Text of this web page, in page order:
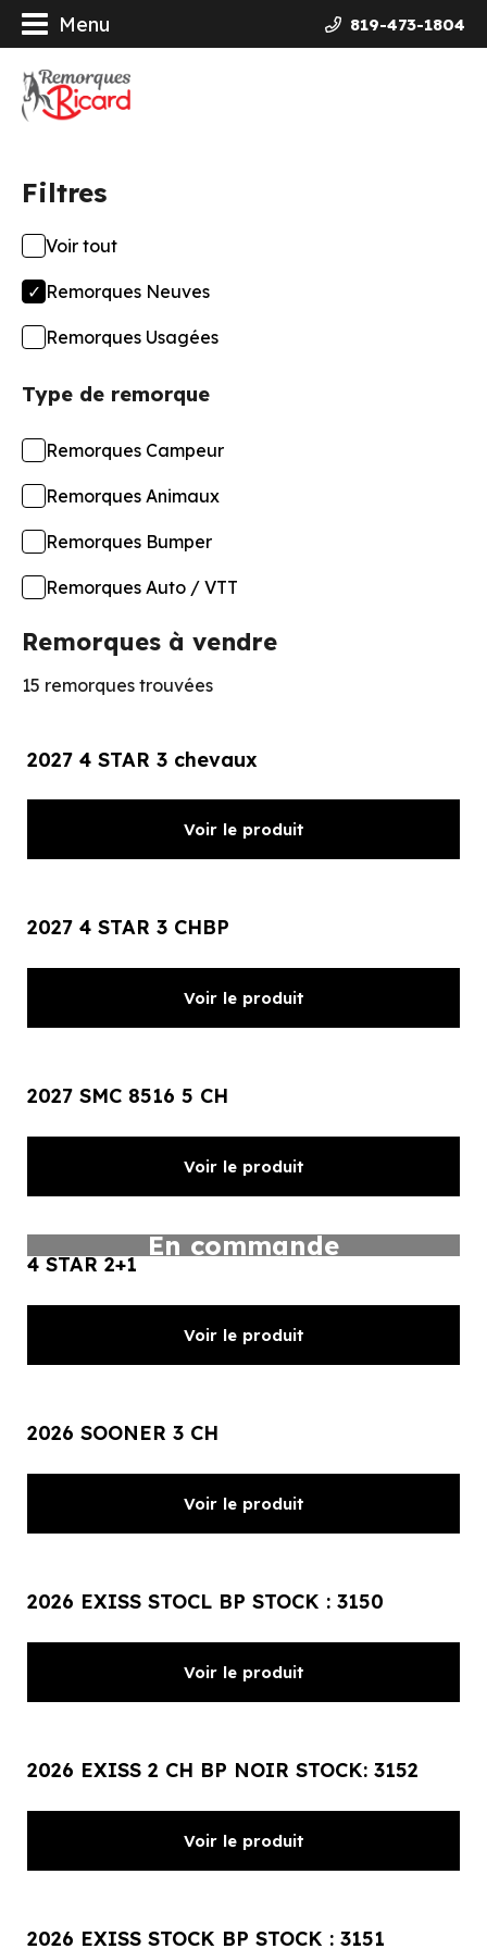
Menu 819-473-1804
nous
Filtres
Voir tout
Remorques Neuves
Remorques Usagées
Type de remorque
Remorques Campeur
Remorques Animaux
Remorques Bumper
Remorques Auto / VTT
Remorques à vendre
15 remorques trouvées
2027 4 STAR 3 chevaux
Voir le produit
2027 4 STAR 3 CHBP
Voir le produit
2027 SMC 8516 5 CH
Voir le produit
En commande
4 STAR 2+1
Voir le produit
2026 SOONER 3 CH
Voir le produit
2026 EXISS STOCL BP STOCK : 3150
Voir le produit
2026 EXISS 2 CH BP NOIR STOCK: 3152
Voir le produit
2026 EXISS STOCK BP STOCK : 3151